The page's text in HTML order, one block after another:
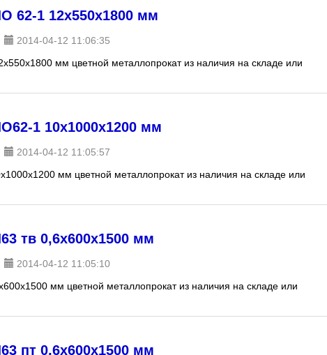
62-1 12х550х1800 мм
2014-04-12 11:06:35
мм цветной металлопрокат из наличия на складе или
1 10х1000х1200 мм
2014-04-12 11:05:57
мм цветной металлопрокат из наличия на складе или
тв 0,6х600х1500 мм
2014-04-12 11:05:10
мм цветной металлопрокат из наличия на складе или
пт 0,6х600х1500 мм